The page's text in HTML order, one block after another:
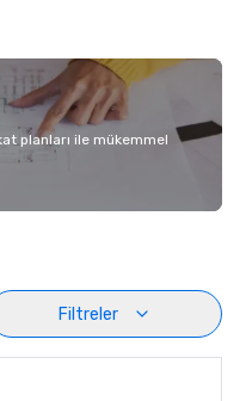
planları ile mükemmel
Filtreler